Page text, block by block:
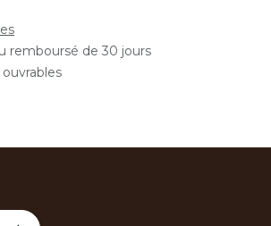
remboursé de 30 jours
ouvrables